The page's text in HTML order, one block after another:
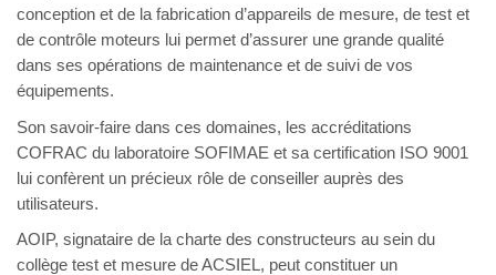
conception et de la fabrication d’appareils de mesure, de test et
de contrôle moteurs lui permet d’assurer une grande qualité
dans ses opérations de maintenance et de suivi de vos
équipements.
Son savoir-faire dans ces domaines, les accréditations
COFRAC du laboratoire SOFIMAE et sa certification ISO 9001
lui confèrent un précieux rôle de conseiller auprès des
utilisateurs.
AOIP, signataire de la charte des constructeurs au sein du
collège test et mesure de ACSIEL, peut constituer un